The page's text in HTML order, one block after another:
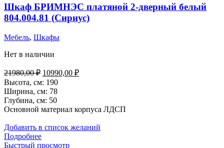
Шкаф БРИМНЭС платяной 2-дверный белый
804.004.81 (Сириус)
Мебель, Шкафы
Нет в наличии
21980,00₽ Первоначальная
цена
составляла
21980,00 ₽.
10990,00 ₽Текущая
Высота, см: 190
Ширина, см: 78
Глубина, см: 50
Основной материал корпуса ЛДСП
Добавить в список желаний
Подробнее
Быстрый просмотр